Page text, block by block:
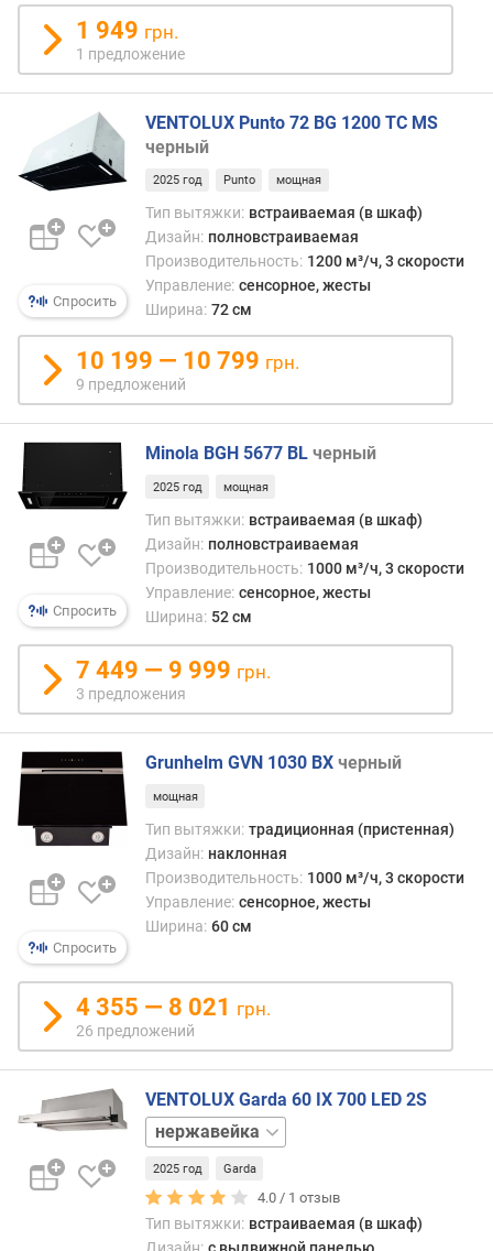
р
о
г
и
е
ш
е
в
п
о
о
т
з
ы
а
п
д
а
е
б
а
е
и
я
п
о
к
о
л
и
ч
е
т
в
1 949 грн.
1 предложение
Спросить
VENTOLUX Punto 72 BG 1200 TC MS
черный
2025 год Punto мощная
Тип вытяжки: встраиваемая (в шкаф)
Дизайн: полновстраиваемая
Производительность: 1200 м³/ч, 3 скорости
Управление: сенсорное, жесты
Ширина: 72 см
10 199 — 10 799 грн.
9 предложений
Спросить
Minola BGH 5677 BL черный
2025 год мощная
Тип вытяжки: встраиваемая (в шкаф)
Дизайн: полновстраиваемая
Производительность: 1000 м³/ч, 3 скорости
Управление: сенсорное, жесты
Ширина: 52 см
7 449 — 9 999 грн.
3 предложения
Спросить
Grunhelm GVN 1030 BX черный
мощная
Тип вытяжки: традиционная (пристенная)
Дизайн: наклонная
Производительность: 1000 м³/ч, 3 скорости
Управление: сенсорное, жесты
Ширина: 60 см
4 355 — 8 021 грн.
26 предложений
VENTOLUX Garda 60 IX 700 LED 2S
белый
черный
2025 год Garda
4.0 / 1 отзыв
Тип вытяжки: встраиваемая (в шкаф)